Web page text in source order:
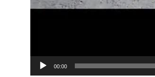
00:00